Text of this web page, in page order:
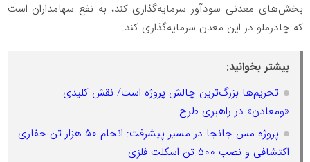
بخش‌های معدنی سودآور سرمایه‌گذاری کند، به نفع سهامداران است
که چادرملو در این معدن سرمایه‌گذاری کند.
بیشتر بخوانید:
تحریم‌ها بزرگ‌ترین چالش پروژه است/ نقش کلیدی
«ومعادن» در راهبری طرح
پروژه مس جانجا در مسیر پیشرفت: انجام ۵۰ هزار تن حفاری
اکتشافی و نصب ۵۰۰ تن اسکلت فلزی